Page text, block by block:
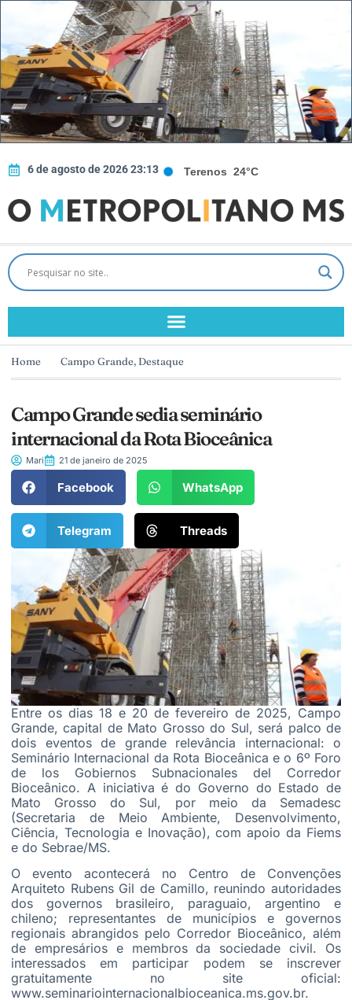
6 de agosto de 2026 23:13 Terenos 24°C
Home Campo Grande, Destaque
Campo Grande sedia seminário
internacional da Rota Bioceânica
Mari 21 de janeiro de 2025
Facebook WhatsApp
Telegram Threads
Entre os dias 18 e 20 de fevereiro de 2025, Campo
Grande, capital de Mato Grosso do Sul, será palco de
dois eventos de grande relevância internacional: o
Seminário Internacional da Rota Bioceânica e o 6º Foro
de los Gobiernos Subnacionales del Corredor
Bioceânico. A iniciativa é do Governo do Estado de
Mato Grosso do Sul, por meio da Semadesc
(Secretaria de Meio Ambiente, Desenvolvimento,
Ciência, Tecnologia e Inovação), com apoio da Fiems
e do Sebrae/MS.
O evento acontecerá no Centro de Convenções
Arquiteto Rubens Gil de Camillo, reunindo autoridades
dos governos brasileiro, paraguaio, argentino e
chileno; representantes de municípios e governos
regionais abrangidos pelo Corredor Bioceânico, além
de empresários e membros da sociedade civil. Os
interessados em participar podem se inscrever
gratuitamente no site oficial:
www.seminariointernacionalbioceanica.ms.gov.br.